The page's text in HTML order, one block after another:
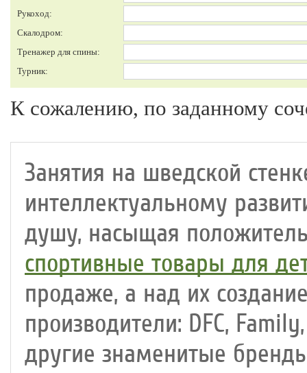
Рукоход:
Скалодром:
Тренажер для спины:
Турник:
К сожалению, по заданному
Занятия на шведской
интеллектуальному
душу, насыщая
спортивные товары для
продаже, а над их
производители: DFC,
другие знаменитые